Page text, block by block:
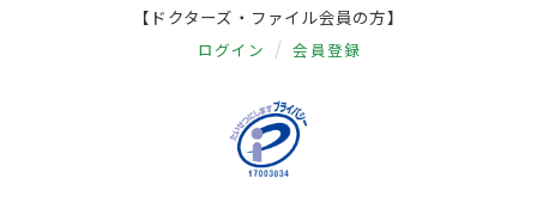
【ドクターズ・ファイル会員の方】
ログイン 会員登録